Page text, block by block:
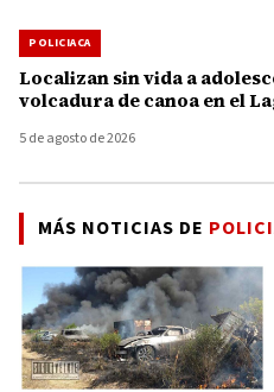
POLICIACA
Localizan sin vida a
volcadura de canoa en el
5 de agosto de 2026
MÁS NOTICIAS DE